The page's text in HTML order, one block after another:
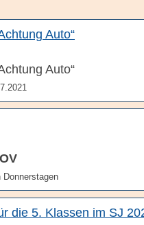
Auto“
Auto“
die 5. Klassen im SJ